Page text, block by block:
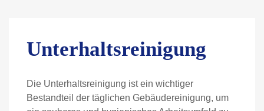
Unterhaltsreinigung
Die Unterhaltsreinigung ist ein wichtiger
Bestandteil der täglichen Gebäudereinigung, um